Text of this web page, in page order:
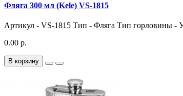
Фляга 300 мл (Kele) VS-1815
Артикул - VS-1815 Тип - Фляга Тип горловины -
0.00 р.
В корзину